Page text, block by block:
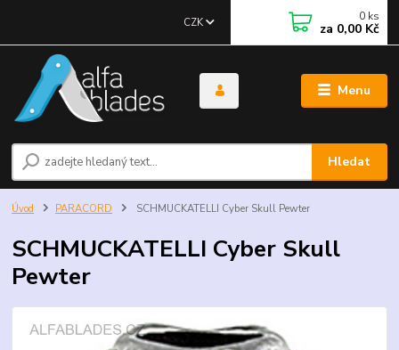
Menu
CZK
Hledat
0 ks
za 0,00 Kč
Úvod PARACORD SCHMUCKATELLI Cyber Skull Pewter
SCHMUCKATELLI Cyber Skull
Pewter